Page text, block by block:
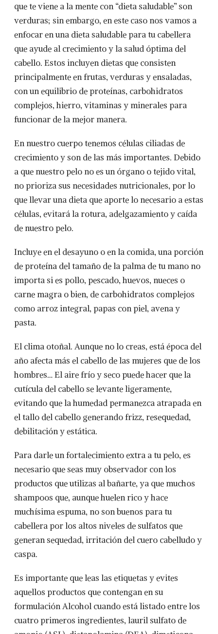
que te viene a la mente con “dieta saludable” son
verduras; sin embargo, en este caso nos vamos a
enfocar en una dieta saludable para tu cabellera
que ayude al crecimiento y la salud óptima del
cabello. Estos incluyen dietas que consisten
principalmente en frutas, verduras y ensaladas,
con un equilibrio de proteínas, carbohidratos
complejos, hierro, vitaminas y minerales para
funcionar de la mejor manera.
En nuestro cuerpo tenemos células ciliadas de
crecimiento y son de las más importantes. Debido
a que nuestro pelo no es un órgano o tejido vital,
no prioriza sus necesidades nutricionales, por lo
que llevar una dieta que aporte lo necesario a estas
células, evitará la rotura, adelgazamiento y caída
de nuestro pelo.
Incluye en el desayuno o en la comida, una porción
de proteína del tamaño de la palma de tu mano no
importa si es pollo, pescado, huevos, nueces o
carne magra o bien, de carbohidratos complejos
como arroz integral, papas con piel, avena y
pasta.
El clima otoñal. Aunque no lo creas, está época del
año afecta más el cabello de las mujeres que de los
hombres… El aire frío y seco puede hacer que la
cutícula del cabello se levante ligeramente,
evitando que la humedad permanezca atrapada en
el tallo del cabello generando frizz, resequedad,
debilitación y estática.
Para darle un fortalecimiento extra a tu pelo, es
necesario que seas muy observador con los
productos que utilizas al bañarte, ya que muchos
shampoos que, aunque huelen rico y hace
muchísima espuma, no son buenos para tu
cabellera por los altos niveles de sulfatos que
generan sequedad, irritación del cuero cabelludo y
caspa.
Es importante que leas las etiquetas y evites
aquellos productos que contengan en su
formulación Alcohol cuando está listado entre los
cuatro primeros ingredientes, lauril sulfato de